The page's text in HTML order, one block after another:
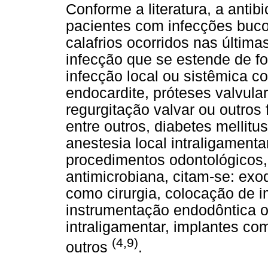
Conforme a literatura, a
pacientes com infecções
calafrios ocorridos nas
infecção que se estende de
infecção local ou sistêmica
endocardite, próteses
regurgitação valvar ou
entre outros, diabetes
anestesia local
procedimentos
antimicrobiana, citam-se:
como cirurgia, colocação de
instrumentação endodôntica
intraligamentar, implantes
outros (4,9).